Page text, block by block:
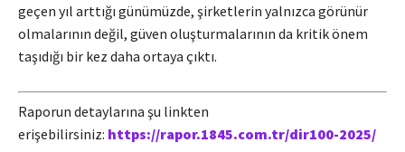
geçen yıl arttığı günümüzde, şirketlerin yalnızca görünür
olmalarının değil, güven oluşturmalarının da kritik önem
taşıdığı bir kez daha ortaya çıktı.
Raporun detaylarına şu linkten
erişebilirsiniz: https://rapor.1845.com.tr/dir100-2025/